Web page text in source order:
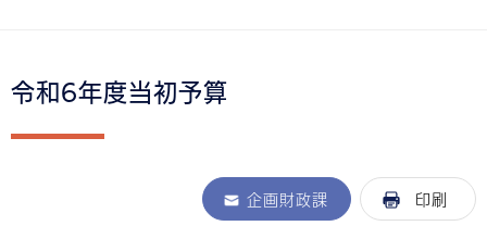
令和6年度当初予算
企画財政課 印刷